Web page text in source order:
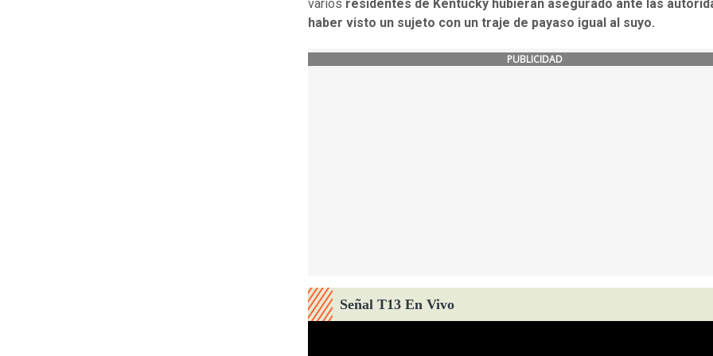
varios residentes de Kentucky hubieran asegurado ante las
haber visto un sujeto con un traje de payaso igual al suyo.
PUBLICIDAD
Señal T13 En Vivo